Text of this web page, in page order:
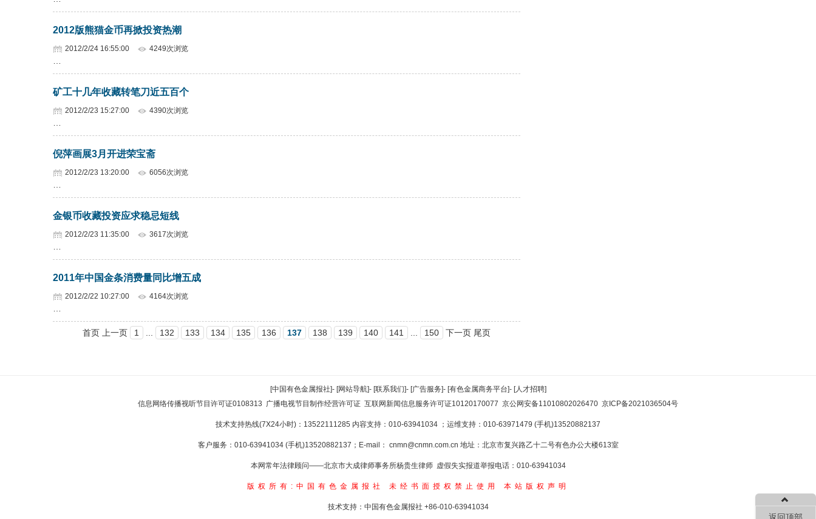
2012版熊猫金币再掀投资热潮
2012/2/24 16:55:00 4249次浏览
矿工十几年收藏转笔刀近五百个
2012/2/23 15:27:00 4390次浏览
倪萍画展3月开进荣宝斋
2012/2/23 13:20:00 6056次浏览
金银币收藏投资应求稳忌短线
2012/2/23 11:35:00 3617次浏览
2011年中国金条消费量同比增五成
2012/2/22 10:27:00 4164次浏览
首页 上一页 1 132 133 134 135 136 137 138 139 140 141 150 下一页 尾页
[中国有色金属报社]- [网站导航]- [联系我们]- [广告服务]- [有色金属商务平台]- [人才招聘]
信息网络传播视听节目许可证0108313 广播电视节目制作经营许可证 互联网新闻信息服务许可证10120170077 京公网安备11010802026470 京ICP备2021036504号
技术支持热线(7X24小时)：13522111285 内容支持：010-63941034 ；运维支持：010-63971479 (手机)13520882137
客户服务：010-63941034 (手机)13520882137；E-mail： cnmn@cnmn.com.cn 地址：北京市复兴路乙十二号有色办公大楼613室
本网常年法律顾问——北京市大成律师事务所杨贵生律师 虚假失实报道举报电话：010-63941034
版权所有:中国有色金属报社 未经书面授权禁止使用 本站版权声明
技术支持：中国有色金属报社 +86-010-63941034